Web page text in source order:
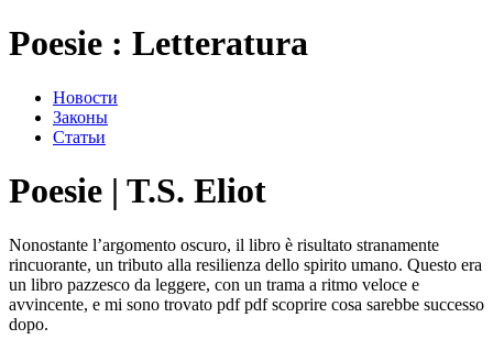
Poesie : Letteratura
Новости
Законы
Статьи
Poesie | T.S. Eliot
Nonostante l’argomento oscuro, il libro è risultato stranamente
rincuorante, un tributo alla resilienza dello spirito umano. Questo era
un libro pazzesco da leggere, con un trama a ritmo veloce e
avvincente, e mi sono trovato pdf pdf scoprire cosa sarebbe successo
dopo.